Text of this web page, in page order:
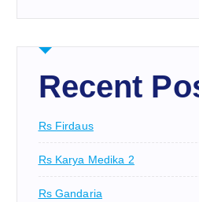
Recent
Rs Firdaus
Rs Karya Medika 2
Rs Gandaria